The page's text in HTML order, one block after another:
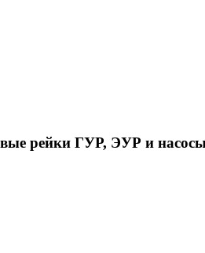
рейки ГУР, ЭУР и